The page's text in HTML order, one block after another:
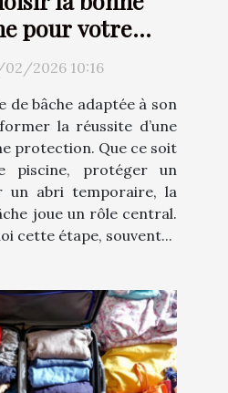
pour votre
2026 10:16
de bâche adaptée à son
la réussite d’une
protection. Que ce soit
piscine, protéger un
un abri temporaire, la
joue un rôle central.
cette étape, souvent...